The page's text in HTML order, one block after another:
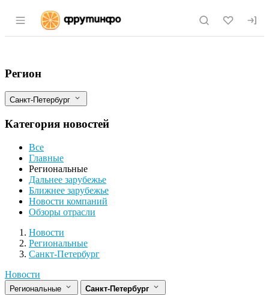
Раздел навигации по сайту fruitinfo.ru
Морковь в Санкт-Петербурге резко
Фильтры
Регион
Санкт-Петербург
Категория новостей
Все
Главные
Региональные
Дальнее зарубежье
Ближнее зарубежье
Новости компаний
Обзоры отрасли
Новости
Разделы
Новости
Региональные
Санкт-Петербург
Новости
Региональные Санкт-Петербург